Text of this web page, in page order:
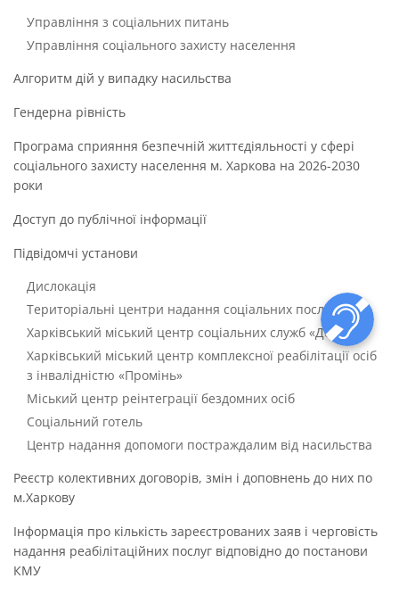
Управління з соціальних питань
Управління соціального захисту населення
Алгоритм дій у випадку насильства
Гендерна рівність
Програма сприяння безпечній життєдіяльності у сфері
соціального захисту населення м. Харкова на 2026-2030
роки
Доступ до публічної інформації
Підвідомчі установи
Дислокація
Територіальні центри надання соціальних послуг
Харківський міський центр соціальних служб «Довіра»
Харківський міський центр комплексної реабілітації осіб
з інвалідністю «Промінь»
Міський центр реінтеграції бездомних осіб
Соціальний готель
Центр надання допомоги постраждалим від насильства
Реєстр колективних договорів, змін і доповнень до них по
м.Харкову
Інформація про кількість зареєстрованих заяв і черговість
надання реабілітаційних послуг відповідно до постанови
КМУ